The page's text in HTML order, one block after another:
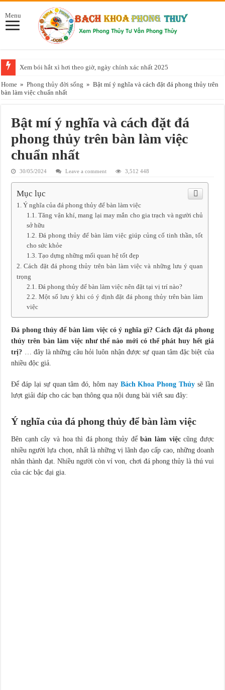
Menu
Xem bói hắt xì hơi theo giờ, ngày chính xác nhất 2025
Năm 2025 mệnh gì, là năm con gì, đem lại may mắn cho ai?
Cây phong thủy hợp với tuổi giáp tý 1984 nhất
Mệnh Thủy hợp màu gì, không nên chọn màu gì 2023?
Tuổi Kỷ Tỵ, Đinh Tỵ, Tân Tỵ nên mua xe màu gì hợp nhất 2023?
Tuổi Bính Tý 1996 hợp với tuổi nào nhất nếu muốn lấy vợ, lấy chồng?
Home » Phong thủy đời sống » Bật mí ý nghĩa và cách đặt đá phong thủy trên
bàn làm việc chuẩn nhất
Bật mí ý nghĩa và cách đặt đá
phong thủy trên bàn làm việc
chuẩn nhất
30/05/2024 Leave a comment 3,512 448
Mục lục
Ý nghĩa của đá phong thủy để bàn làm việc
Tăng vận khí, mang lại may mắn cho gia trạch và người chủ
sở hữu
Đá phong thủy để bàn làm việc giúp củng cố tinh thần, tốt
cho sức khỏe
Tạo dựng những mối quan hệ tốt đẹp
Cách đặt đá phong thủy trên bàn làm việc và những lưu ý quan
trọng
Đá phong thủy để bàn làm việc nên đặt tại vị trí nào?
Một số lưu ý khi có ý định đặt đá phong thủy trên bàn làm
việc
Đá phong thủy để bàn làm việc có ý nghĩa gì? Cách đặt đá phong
thủy trên bàn làm việc như thế nào mới có thể phát huy hết giá
trị? … đây là những câu hỏi luôn nhận được sự quan tâm đặc biệt của
nhiều độc giả.
Để đáp lại sự quan tâm đó, hôm nay Bách Khoa Phong Thủy sẽ lần
lượt giải đáp cho các bạn thông qua nội dung bài viết sau đây:
Ý nghĩa của đá phong thủy để bàn làm việc
Bên cạnh cây và hoa thì đá phong thủy đểbàn làm việccũng được
nhiều người lựa chọn, nhất là những vị lãnh đạo cấp cao, những doanh
nhân thành đạt. Nhiều người còn ví von, chơi đá phong thủy là thú vui
của các bậc đại gia.